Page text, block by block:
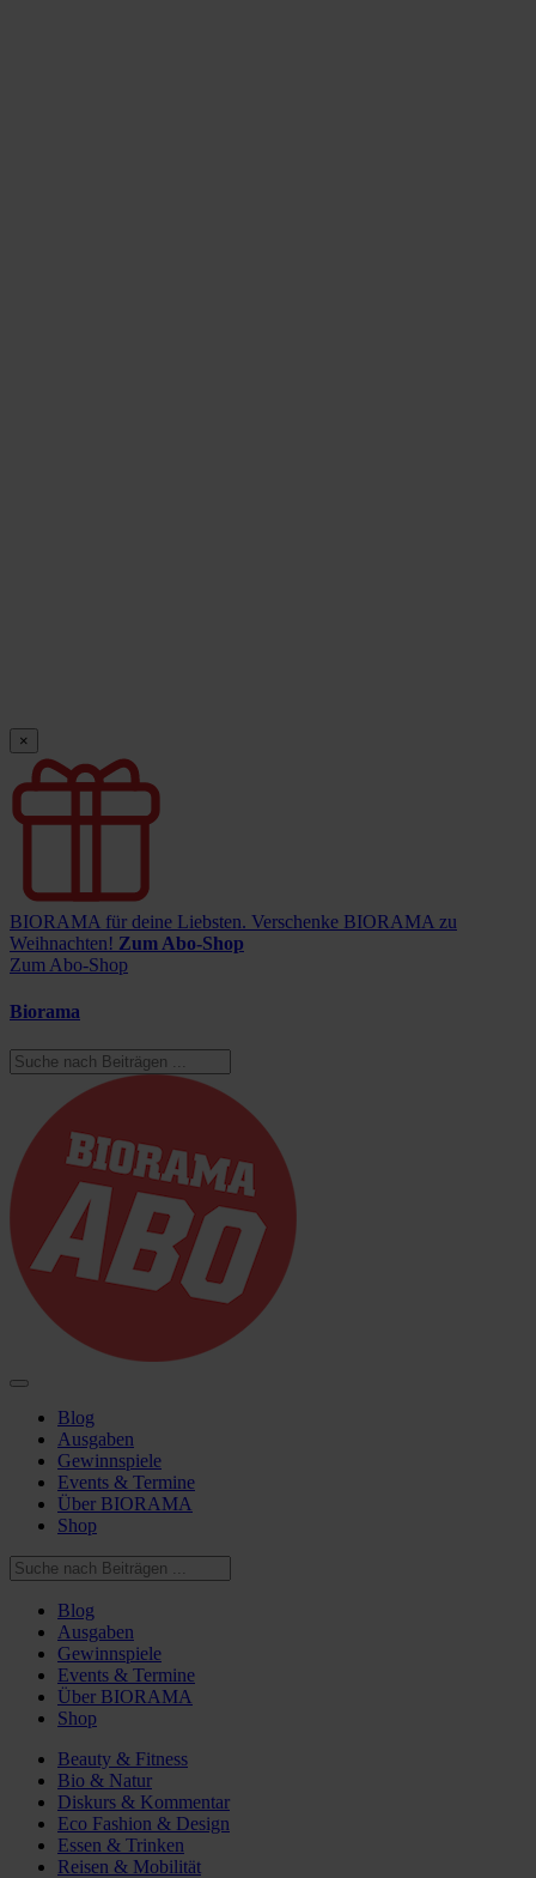
×
BIORAMA für deine Liebsten. Verschenke BIORAMA zu
Weihnachten! Zum Abo-Shop
Zum Abo-Shop
Biorama
Blog
Ausgaben
Gewinnspiele
Events & Termine
Über BIORAMA
Shop
Blog
Ausgaben
Gewinnspiele
Events & Termine
Über BIORAMA
Shop
Beauty & Fitness
Bio & Natur
Diskurs & Kommentar
Eco Fashion & Design
Essen & Trinken
Reisen & Mobilität